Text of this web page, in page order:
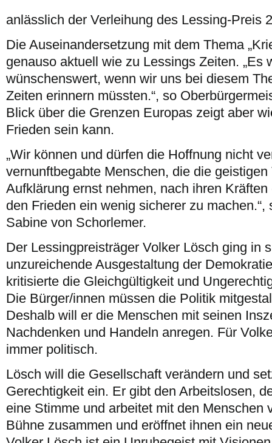
anlässlich der Verleihung des Lessing-Preis
Die Auseinandersetzung mit dem Thema
genauso aktuell wie zu Lessings Zeiten. „Es
wünschenswert, wenn wir uns bei diesem
Zeiten erinnern müssten.“, so
Blick über die Grenzen Europas zeigt aber
Frieden sein kann.
„Wir können und dürfen die Hoffnung nicht
vernunftbegabte Menschen, die die geistigen
Aufklärung ernst nehmen, nach ihren
den Frieden ein wenig sicherer zu
Sabine von Schorlemer.
Der Lessingpreisträger Volker Lösch ging in
unzureichende Ausgestaltung der
kritisierte die Gleichgültigkeit und
Die Bürger/innen müssen die Politik
Deshalb will er die Menschen mit seinen
Nachdenken und Handeln anregen. Für
immer politisch.
Lösch will die Gesellschaft verändern und
Gerechtigkeit ein. Er gibt den Arbeitslosen,
eine Stimme und arbeitet mit den Menschen
Bühne zusammen und eröffnet ihnen ein